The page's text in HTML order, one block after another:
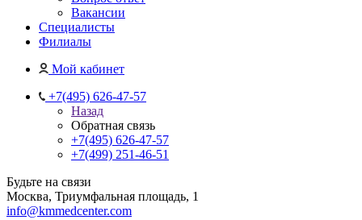
Вакансии
Специалисты
Филиалы
Мой кабинет
+7(495) 626-47-57
Назад
Обратная связь
+7(495) 626-47-57
+7(499) 251-46-51
Будьте на связи
Москва, Триумфальная площадь, 1
info@kmmedcenter.com